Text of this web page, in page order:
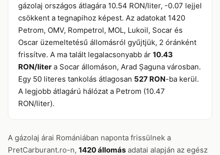
gázolaj országos átlagára 10.54 RON/liter, -0.07 lejjel
csökkent a tegnapihoz képest. Az adatokat 1420
Petrom, OMV, Rompetrol, MOL, Lukoil, Socar és
Oscar üzemeltetésű állomásról gyűjtjük, 2 óránként
frissítve. A ma talált legalacsonyabb ár 10.43
RON/liter a Socar állomáson, Arad Șaguna városban.
Egy 50 literes tankolás átlagosan 527 RON-ba kerül.
A legjobb átlagárú hálózat a Petrom (10.47
RON/liter).
A gázolaj árai Romániában naponta frissülnek a
PretCarburant.ro-n, 1420 állomás adatai alapján az egész